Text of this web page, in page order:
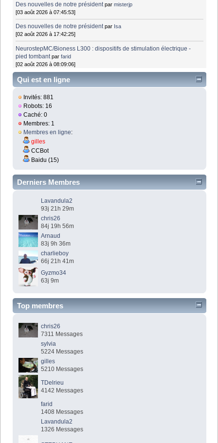
Des nouvelles de notre président parmisterjp
[03 août 2026 à 07:45:53]
Des nouvelles de notre président par Isa
[02 août 2026 à 17:42:25]
NeurostepMC/Bioness L300 : dispositifs de stimulation électrique -
pied tombant parfarid
[02 août 2026 à 08:09:06]
Qui est en ligne
Invités: 881
Robots: 16
Caché: 0
Membres: 1
Membres en ligne:
gilles
CCBot
Baidu (15)
Derniers Membres
Lavandula2
93j 21h 29m
chris26
84j 19h 56m
Arnaud
83j 9h 36m
charlieboy
66j 21h 41m
Gyzmo34
63j 9m
Top membres
chris26
7311 Messages
sylvia
5224 Messages
gilles
5210 Messages
TDelrieu
4142 Messages
farid
1408 Messages
Lavandula2
1326 Messages